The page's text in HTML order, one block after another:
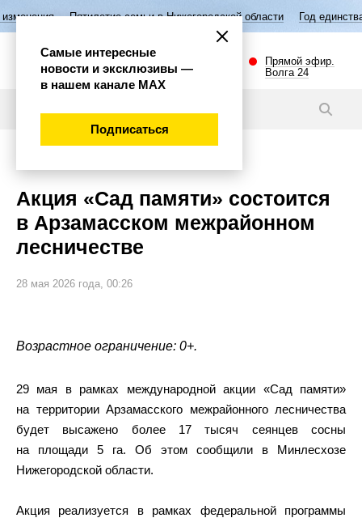
семьи в Нижегородской области Год единства народов
Прямой эфир.
Волга 24
Акция «Сад памяти» состоится
в Арзамасском межрайонном
лесничестве
28 мая 2026 года, 00:26
Возрастное ограничение: 0+.
29 мая в рамках международной акции «Сад памяти»
на территории Арзамасского межрайонного лесничества
будет высажено более 17 тысяч сеянцев сосны
на площади 5 га. Об этом сообщили в Минлесхозе
Нижегородской области.
Акция реализуется в рамках федеральной программы
Самые интересные
новости и эксклюзивы —
в нашем канале МАХ
Подписаться